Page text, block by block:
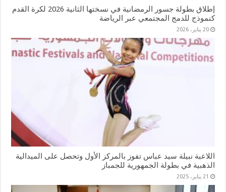
إطلاق بطولة جسور الرمضانية في نسختها الثانية 2026 لكرة القدم
كنموذج للدمج المجتمعي عبر الرياضة
20 يناير، 2026
اللاعبة نبيلة سيد عباس تفوز بالمركز الأول وتحصل على الميدالية
الذهبية في بطولة الجمهورية للجمباز
21 يناير، 2025